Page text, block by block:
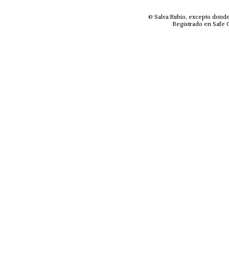
© Salva Rubio, excepto
Registrado en Safe